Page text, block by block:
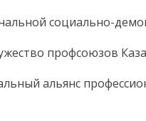
социально-
профсоюзов
альянс